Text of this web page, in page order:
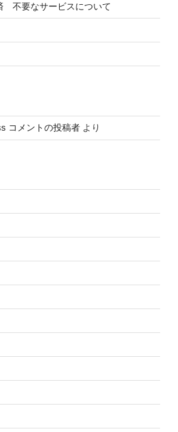
不要なサービスについて
コメントの投稿者 より